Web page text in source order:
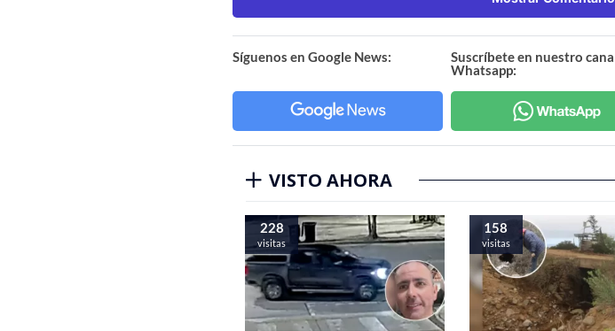
Síguenos en Google News:
Suscríbete en nuestro
Whatsapp:
VISTO AHORA
228
visitas
158
visitas